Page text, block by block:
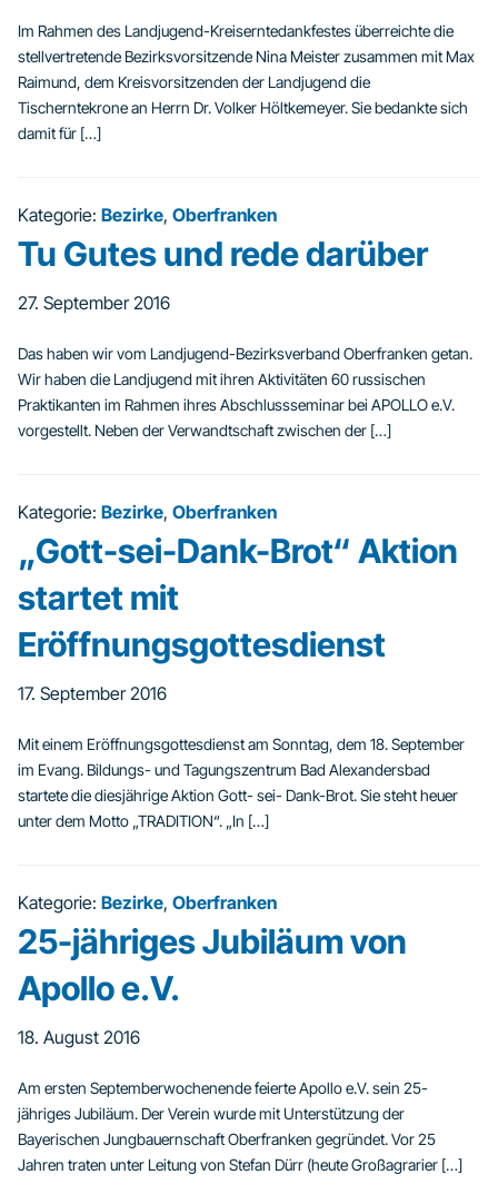
Im Rahmen des Landjugend-Kreiserntedankfestes überreichte die
stellvertretende Bezirksvorsitzende Nina Meister zusammen mit Max
Raimund, dem Kreisvorsitzenden der Landjugend die
Tischerntekrone an Herrn Dr. Volker Höltkemeyer. Sie bedankte sich
damit für […]
Kategorie: Bezirke, Oberfranken
Tu Gutes und rede darüber
27. September 2016
Das haben wir vom Landjugend-Bezirksverband Oberfranken getan.
Wir haben die Landjugend mit ihren Aktivitäten 60 russischen
Praktikanten im Rahmen ihres Abschlussseminar bei APOLLO e.V.
vorgestellt. Neben der Verwandtschaft zwischen der […]
Kategorie: Bezirke, Oberfranken
„Gott-sei-Dank-Brot“ Aktion
startet mit
Eröffnungsgottesdienst
17. September 2016
Mit einem Eröffnungsgottesdienst am Sonntag, dem 18. September
im Evang. Bildungs- und Tagungszentrum Bad Alexandersbad
startete die diesjährige Aktion Gott- sei- Dank-Brot. Sie steht heuer
unter dem Motto „TRADITION“. „In […]
Kategorie: Bezirke, Oberfranken
25-jähriges Jubiläum von
Apollo e.V.
18. August 2016
Am ersten Septemberwochenende feierte Apollo e.V. sein 25-
jähriges Jubiläum. Der Verein wurde mit Unterstützung der
Bayerischen Jungbauernschaft Oberfranken gegründet. Vor 25
Jahren traten unter Leitung von Stefan Dürr (heute Großagrarier […]